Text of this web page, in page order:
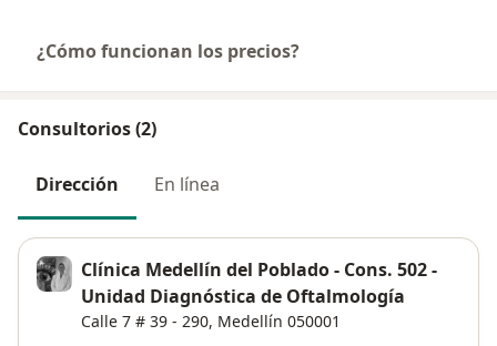
¿Cómo funcionan los precios?
Consultorios (2)
Dirección En línea
Clínica Medellín del Poblado - Cons. 502 -
Unidad Diagnóstica de Oftalmología
Calle 7 # 39 - 290, Medellín 050001